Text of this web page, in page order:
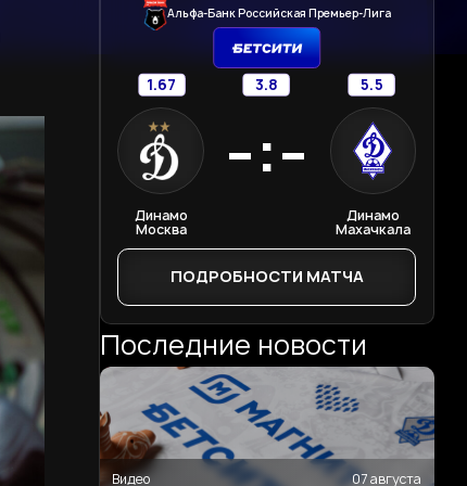
Альфа-Банк Российская Премьер-Лига
1.67 3.8 5.5
Динамо
Москва
-:-
Динамо
Махачкала
ПОДРОБНОСТИ МАТЧА
Последние новости
Видео 07 августа